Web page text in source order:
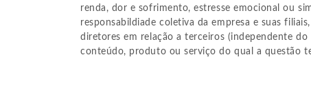
renda, dor e sofrimento, estresse emocional ou
responsabildiade coletiva da empresa e suas
diretores em relação a terceiros (independente
conteúdo, produto ou serviço do qual a questão